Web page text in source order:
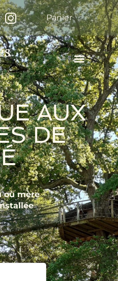
Panier
AUX
DE
où mère